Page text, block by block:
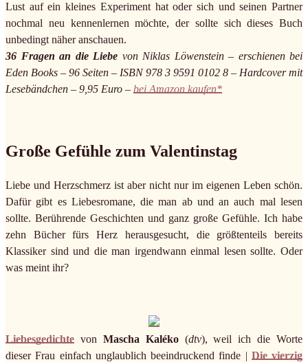
Lust auf ein kleines Experiment hat oder sich und seinen Partner
nochmal neu kennenlernen möchte, der sollte sich dieses Buch
unbedingt näher anschauen.
36 Fragen an die Liebe von Niklas Löwenstein – erschienen bei
Eden Books – 96 Seiten – ISBN 978 3 9591 0102 8 – Hardcover mit
Lesebändchen – 9,95 Euro – bei Amazon kaufen*
Große Gefühle zum Valentinstag
Liebe und Herzschmerz ist aber nicht nur im eigenen Leben schön.
Dafür gibt es Liebesromane, die man ab und an auch mal lesen
sollte. Berührende Geschichten und ganz große Gefühle. Ich habe
zehn Bücher fürs Herz herausgesucht, die größtenteils bereits
Klassiker sind und die man irgendwann einmal lesen sollte. Oder
was meint ihr?
Liebesgedichte von Mascha Kaléko(dtv), weil ich die Worte
dieser Frau einfach unglaublich beeindruckend finde | Die vierzig